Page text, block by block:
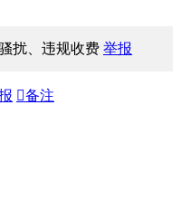
扰、违规收费举报
备注